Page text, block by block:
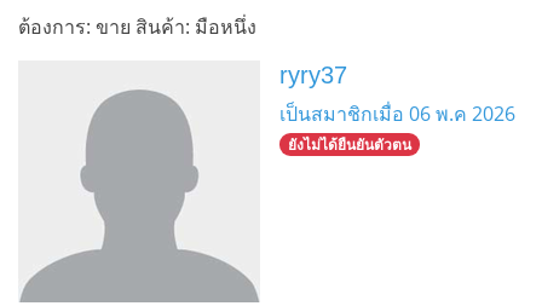
ต้องการ: ขาย สินค้า: มือหนึ่ง
ryry37
เป็นสมาชิกเมื่อ 06 พ.ค 2026
ยังไม่ได้ยืนยันตัวตน